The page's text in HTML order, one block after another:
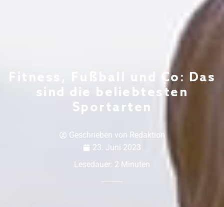
Fitness, Fußball und Co: Das
sind die beliebtesten
Sportarten
Geschrieben von Redaktion
23. Juni 2023
Lesedauer: 2 Minuten